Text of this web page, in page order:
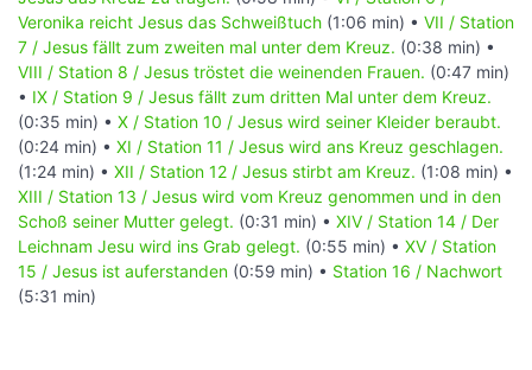
Veronika reicht Jesus das Schweißtuch (1:06 min) • VII / Station
7 / Jesus fällt zum zweiten mal unter dem Kreuz. (0:38 min) •
VIII / Station 8 / Jesus tröstet die weinenden Frauen. (0:47 min)
• IX / Station 9 / Jesus fällt zum dritten Mal unter dem Kreuz.
(0:35 min) • X / Station 10 / Jesus wird seiner Kleider beraubt.
(0:24 min) • XI / Station 11 / Jesus wird ans Kreuz geschlagen.
(1:24 min) • XII / Station 12 / Jesus stirbt am Kreuz. (1:08 min) •
XIII / Station 13 / Jesus wird vom Kreuz genommen und in den
Schoß seiner Mutter gelegt. (0:31 min) • XIV / Station 14 / Der
Leichnam Jesu wird ins Grab gelegt. (0:55 min) • XV / Station
15 / Jesus ist auferstanden (0:59 min) • Station 16 / Nachwort
(5:31 min)